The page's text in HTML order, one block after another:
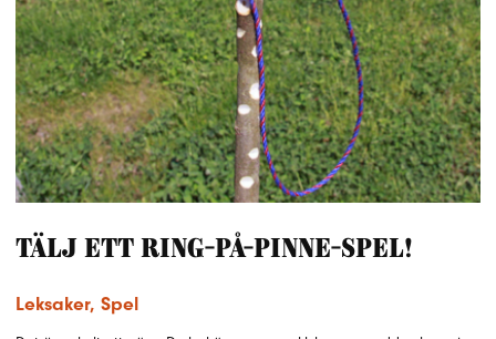
Tälj ett ring-på-pinne-spel!
Leksaker, Spel